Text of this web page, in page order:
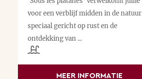
voor een verblijf midden in de natuur
speciaal gericht op rust en de
ontdekking van ...
MEER INFORMATIE